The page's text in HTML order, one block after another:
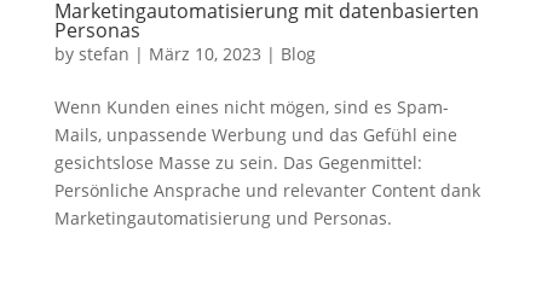
Marketingautomatisierung mit datenbasierten
Personas
by stefan | März 10, 2023 | Blog
Wenn Kunden eines nicht mögen, sind es Spam-
Mails, unpassende Werbung und das Gefühl eine
gesichtslose Masse zu sein. Das Gegenmittel:
Persönliche Ansprache und relevanter Content dank
Marketingautomatisierung und Personas.